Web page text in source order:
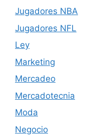
Jugadores NBA
Jugadores NFL
Ley
Marketing
Mercadeo
Mercadotecnia
Moda
Negocio